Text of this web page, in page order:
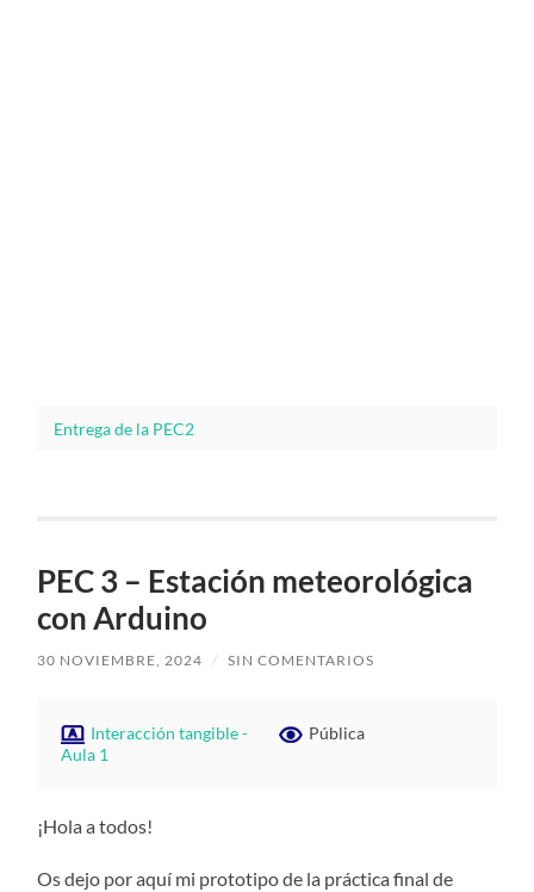
Entrega de la PEC2
PEC 3 – Estación meteorológica
con Arduino
30 NOVIEMBRE, 2024 / SIN COMENTARIOS
Interacción tangible -
Aula 1
Pública
¡Hola a todos!
Os dejo por aquí mi prototipo de la práctica final de